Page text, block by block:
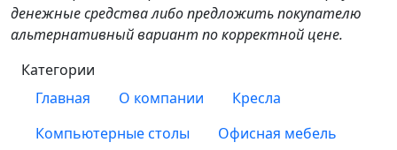
денежные средства либо предложить покупателю
альтернативный вариант по корректной цене.
Категории
Главная
О компании
Кресла
Компьютерные столы
Офисная мебель